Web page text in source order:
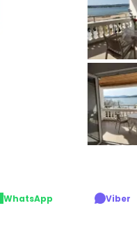
WhatsApp Viber